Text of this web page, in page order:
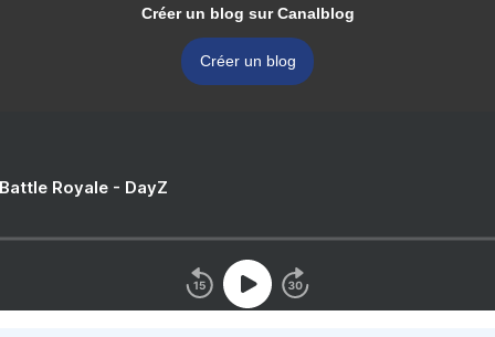
Créer un blog sur Canalblog
Créer un blog
Royale - DayZ